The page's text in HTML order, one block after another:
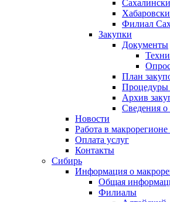
Филиал
Закупки
Документы
План
Процедуры
Архив
Сведения о
Новости
Работа в
Оплата услуг
Контакты
Сибирь
Информация о
Общая
Филиалы